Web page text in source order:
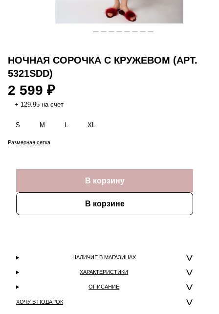
НОЧНАЯ СОРОЧКА С КРУЖЕВОМ (АРТ.
5321SDD)
2 599 ₽
+ 129.95 на счет
S M L XL
Размерная сетка
В корзину
В корзине
НАЛИЧИЕ В МАГАЗИНАХ
ХАРАКТЕРИСТИКИ
ОПИСАНИЕ
ХОЧУ В ПОДАРОК